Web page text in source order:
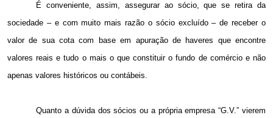
É conveniente, assim, assegurar ao sócio, que se retira da
sociedade – e com muito mais razão o sócio excluído – de receber o
valor de sua cota com base em apuração de haveres que encontre
valores reais e tudo o mais o que constituir o fundo de comércio e não
apenas valores históricos ou contábeis.
Quanto a dúvida dos sócios ou a própria empresa “G.V.” vierem